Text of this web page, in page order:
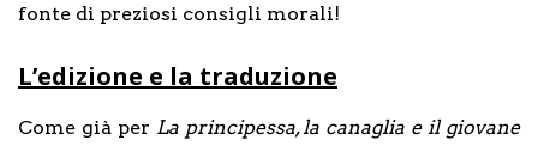
fonte di preziosi consigli morali!
L’edizione e la traduzione
Come già per La principessa, la canaglia e il giovane